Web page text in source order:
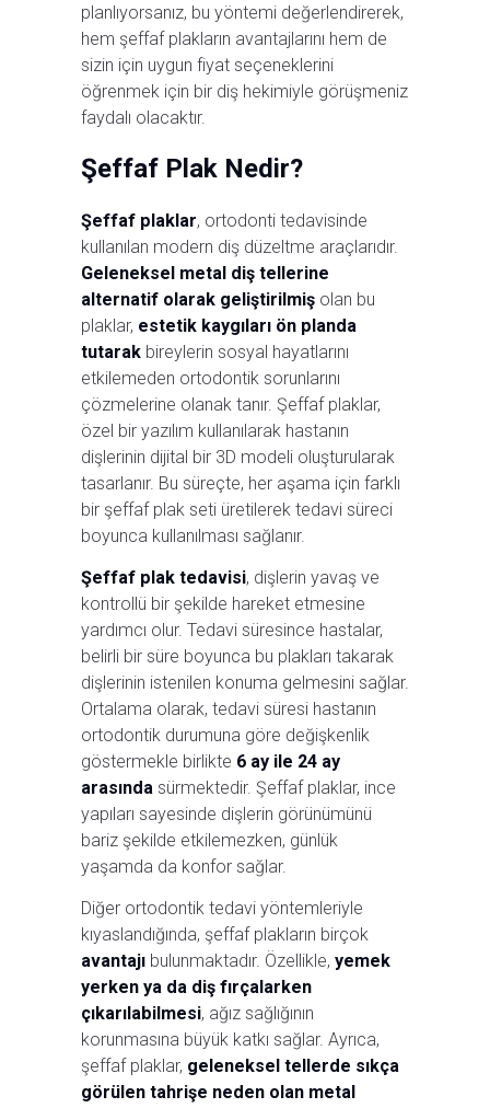
planlıyorsanız, bu yöntemi değerlendirerek,
hem şeffaf plakların avantajlarını hem de
sizin için uygun fiyat seçeneklerini
öğrenmek için bir diş hekimiyle görüşmeniz
faydalı olacaktır.
Şeffaf Plak Nedir?
Şeffaf plaklar, ortodonti tedavisinde
kullanılan modern diş düzeltme araçlarıdır.
Geleneksel metal diş tellerine
alternatif olarak geliştirilmiş olan bu
plaklar, estetik kaygıları ön planda
tutarak bireylerin sosyal hayatlarını
etkilemeden ortodontik sorunlarını
çözmelerine olanak tanır. Şeffaf plaklar,
özel bir yazılım kullanılarak hastanın
dişlerinin dijital bir 3D modeli oluşturularak
tasarlanır. Bu süreçte, her aşama için farklı
bir şeffaf plak seti üretilerek tedavi süreci
boyunca kullanılması sağlanır.
Şeffaf plak tedavisi, dişlerin yavaş ve
kontrollü bir şekilde hareket etmesine
yardımcı olur. Tedavi süresince hastalar,
belirli bir süre boyunca bu plakları takarak
dişlerinin istenilen konuma gelmesini sağlar.
Ortalama olarak, tedavi süresi hastanın
ortodontik durumuna göre değişkenlik
göstermekle birlikte 6 ay ile 24 ay
arasında sürmektedir. Şeffaf plaklar, ince
yapıları sayesinde dişlerin görünümünü
bariz şekilde etkilemezken, günlük
yaşamda da konfor sağlar.
Diğer ortodontik tedavi yöntemleriyle
kıyaslandığında, şeffaf plakların birçok
avantajı bulunmaktadır. Özellikle, yemek
yerken ya da diş fırçalarken
çıkarılabilmesi, ağız sağlığının
korunmasına büyük katkı sağlar. Ayrıca,
şeffaf plaklar, geleneksel tellerde sıkça
görülen tahrişe neden olan metal